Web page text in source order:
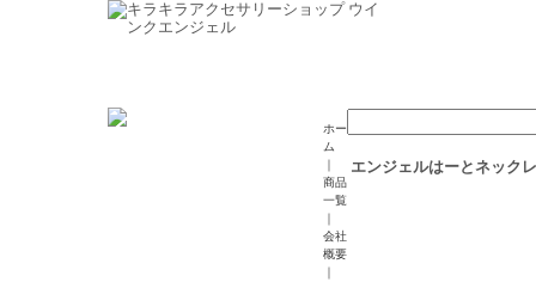
エンジェルはーとネック
ホー
ム
｜
商品
一覧
｜
会社
概要
｜